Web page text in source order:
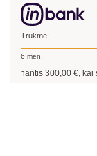
Trukmė:
6 mėn.
300,00€, kai